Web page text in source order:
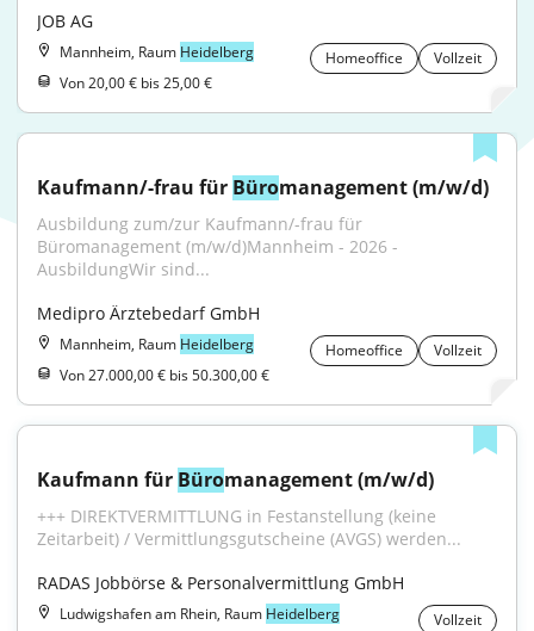
JOB AG
Mannheim, Raum Heidelberg Homeoffice
Vollzeit
Von 20,00 € bis 25,00 €
Kaufmann/-frau für Büromanagement (m/w/d)
Ausbildung zum/zur Kaufmann/-frau für
Büromanagement (m/w/d)Mannheim - 2026 -
AusbildungWir sind...
Medipro Ärztebedarf GmbH
Mannheim, Raum Heidelberg Homeoffice
Vollzeit
Von 27.000,00 € bis 50.300,00 €
Kaufmann für Büromanagement (m/w/d)
+++ DIREKTVERMITTLUNG in Festanstellung (keine
Zeitarbeit) / Vermittlungsgutscheine (AVGS) werden...
RADAS Jobbörse & Personalvermittlung GmbH
Ludwigshafen am Rhein, Raum Heidelberg Vollzeit